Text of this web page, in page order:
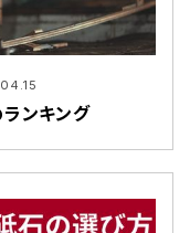
ンキング